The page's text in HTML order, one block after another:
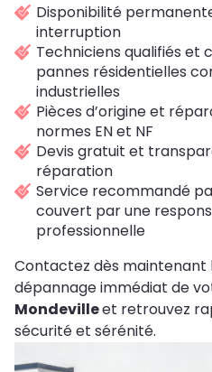
Disponibilité
interruption
Techniciens qualifiés et
pannes résidentielles
industrielles
Pièces d’origine et
normes EN et NF
Devis gratuit et
réparation
Service recommandé
couvert par une
professionnelle
Contactez dès maintenant
dépannage immédiat de
Mondevilleet retrouvez
sécurité et sérénité.